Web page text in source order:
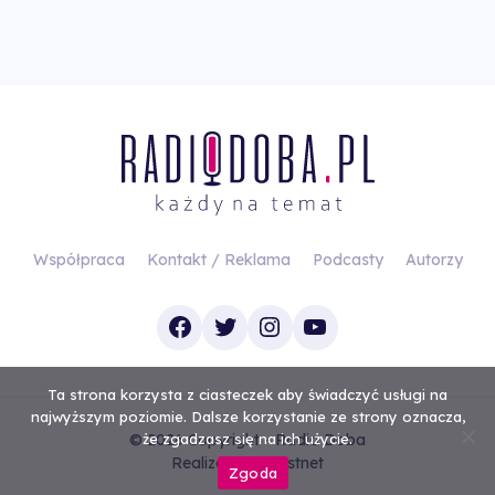
Współpraca Kontakt / Reklama Podcasty Autorzy
Facebook
TwitterInstagram
YouTube
© 2026 Copyright - Radio Doba
RealizacjaInvestnet
Ta strona korzysta z ciasteczek aby świadczyć usługi na
najwyższym poziomie. Dalsze korzystanie ze strony oznacza,
że zgadzasz się na ich użycie.
Zgoda